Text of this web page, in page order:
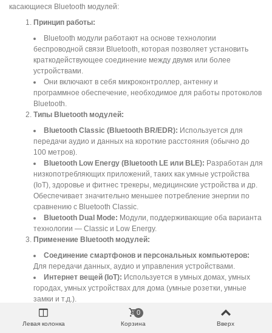
касающиеся Bluetooth модулей:
Принцип работы:
Bluetooth модули работают на основе технологии
беспроводной связи Bluetooth, которая позволяет установить
краткодействующее соединение между двумя или более
устройствами.
Они включают в себя микроконтроллер, антенну и
программное обеспечение, необходимое для работы протоколов
Bluetooth.
Типы Bluetooth модулей:
Bluetooth Classic (Bluetooth BR/EDR): Используется для
передачи аудио и данных на короткие расстояния (обычно до
100 метров).
Bluetooth Low Energy (Bluetooth LE или BLE): Разработан для
низкопотребляющих приложений, таких как умные устройства
(IoT), здоровье и фитнес трекеры, медицинские устройства и др.
Обеспечивает значительно меньшее потребление энергии по
сравнению с Bluetooth Classic.
Bluetooth Dual Mode: Модули, поддерживающие оба варианта
технологии — Classic и Low Energy.
Применение Bluetooth модулей:
Соединение смартфонов и персональных компьютеров:
Для передачи данных, аудио и управления устройствами.
Интернет вещей (IoT): Используется в умных домах, умных
городах, умных устройствах для дома (умные розетки, умные
замки и т.д.).
Медицинские устройства:Для передачи медицинских данных
и мониторинга.
Левая колонка Корзина
0
Вверх